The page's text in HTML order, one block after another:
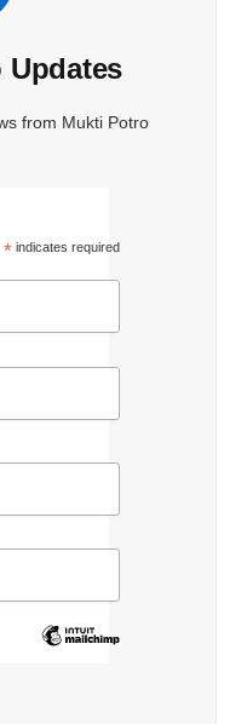
from Mukti Potro
* indicates required